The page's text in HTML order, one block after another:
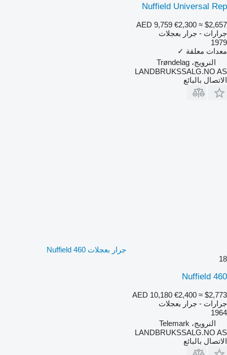
Nuffield Universal Rep
AED 9,759 €2,300 ≈ $2,657
جرارات - جرار بعجلات
1979
معدات معلقة ✓
النرويج، Trøndelag
LANDBRUKSSALG.NO AS
الاتصال بالبائع
جرار بعجلات Nuffield 460
18
Nuffield 460
AED 10,180 €2,400 ≈ $2,773
جرارات - جرار بعجلات
1964
النرويج، Telemark
LANDBRUKSSALG.NO AS
الاتصال بالبائع